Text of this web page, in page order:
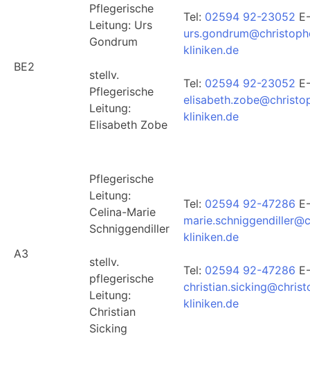
BE2
Pflegerische
Leitung: Urs
Gondrum
stellv.
Pflegerische
Leitung:
Elisabeth Zobe
Tel: 02594 92-23052
kliniken.de
Tel: 02594 92-23052
kliniken.de
A3
Pflegerische
Leitung:
Celina-Marie
Schniggendiller
stellv.
pflegerische
Leitung:
Christian
Sicking
Tel: 02594 92-47286
kliniken.de
Tel: 02594 92-47286
kliniken.de